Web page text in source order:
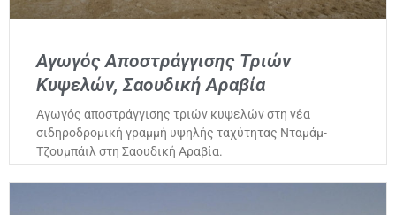
Αγωγός Αποστράγγισης Τριών
Κυψελών, Σαουδική Αραβία
Αγωγός αποστράγγισης τριών κυψελών στη νέα
σιδηροδρομική γραμμή υψηλής ταχύτητας Νταμάμ-
Τζουμπάιλ στη Σαουδική Αραβία.